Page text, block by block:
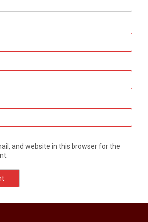
and website in this browser for the